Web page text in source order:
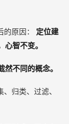
的原因： 定位建
智不变。
然不同的概念。
归类、过滤、